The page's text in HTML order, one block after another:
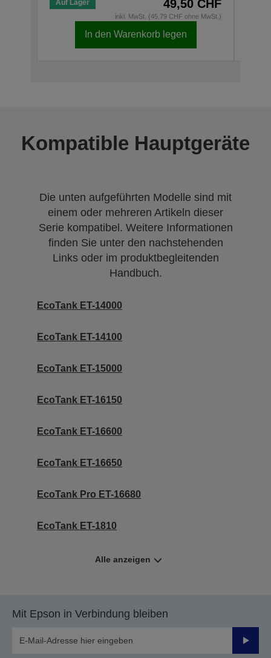
Auf Lager 49,50 CHF
inkl. MwSt. (45,79 CHF ohne MwSt.)
In den Warenkorb legen
Kompatible Hauptgeräte
Die unten aufgeführten Modelle sind mit
einem oder mehreren Artikeln dieser
Serie kompatibel. Weitere Informationen
finden Sie unter den nachstehenden
Links oder im produktbegleitenden
Handbuch.
EcoTank ET-14000
EcoTank ET-14100
EcoTank ET-15000
EcoTank ET-16150
EcoTank ET-16600
EcoTank ET-16650
EcoTank Pro ET-16680
EcoTank ET-1810
Alle anzeigen
Mit Epson in Verbindung bleiben